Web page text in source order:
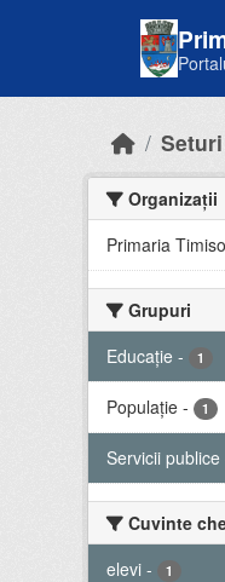
Organizații
Primaria
Grupuri
Educație - 1
Populație - 1
Servicii publice
Cuvinte
elevi - 1